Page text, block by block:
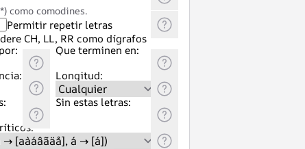
como comodines.
Permitir repetir letras
CH, LL, RR como dígrafos
Que terminen en:
Longitud:
Sin estas letras: